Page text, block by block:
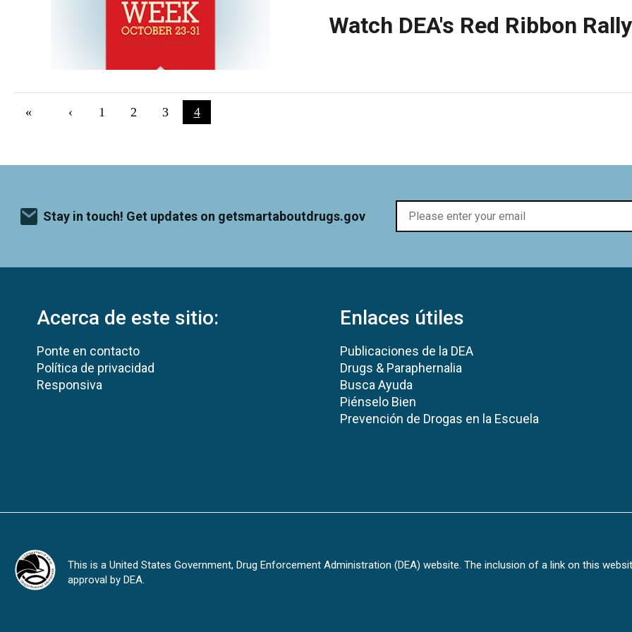
Watch DEA's Red Ribbon
Pagination
First page
« Previous page
‹ Página
1 Página
2 Página
3 Current page
4
Stay in touch! Get updates on getsmartaboutdrugs.gov
Acerca de este sitio:
Ponte en contacto
Política de privacidad
Responsiva
Enlaces útiles
Publicaciones de la DEA
Drugs & Paraphernalia
Busca Ayuda
Piénselo Bien
Prevención de Drogas en la Escuela
This is a United States Government, Drug Enforcement Administration (DEA) website. The inclusion of a link on this
approval by DEA.